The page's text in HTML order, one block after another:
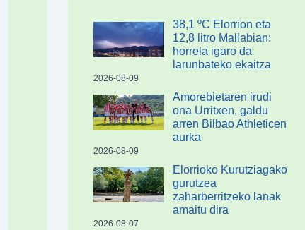
38,1 ºC Elorrion eta
12,8 litro Mallabian:
horrela igaro da
larunbateko ekaitza
2026-08-09
Amorebietaren irudi
ona Urritxen, galdu
arren Bilbao Athleticen
aurka
2026-08-09
Elorrioko Kurutziagako
gurutzea
zaharberritzeko lanak
amaitu dira
2026-08-07